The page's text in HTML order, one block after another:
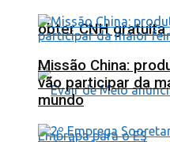
obter CNH gratuita
Missão China:
vão participar da
mundo